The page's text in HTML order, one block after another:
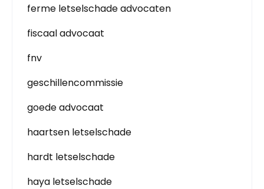
ferme letselschade advocaten
fiscaal advocaat
fnv
geschillencommissie
goede advocaat
haartsen letselschade
hardt letselschade
haya letselschade